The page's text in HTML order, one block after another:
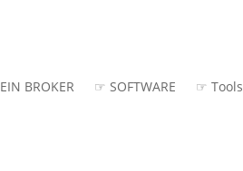
BROKER ☞ SOFTWARE ☞ Tools